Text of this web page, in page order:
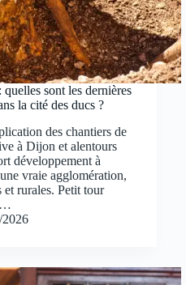
sont les dernières
la cité des ducs ?
des chantiers de
à Dijon et alentours
développement à
vraie agglomération,
et rurales. Petit tour
2026